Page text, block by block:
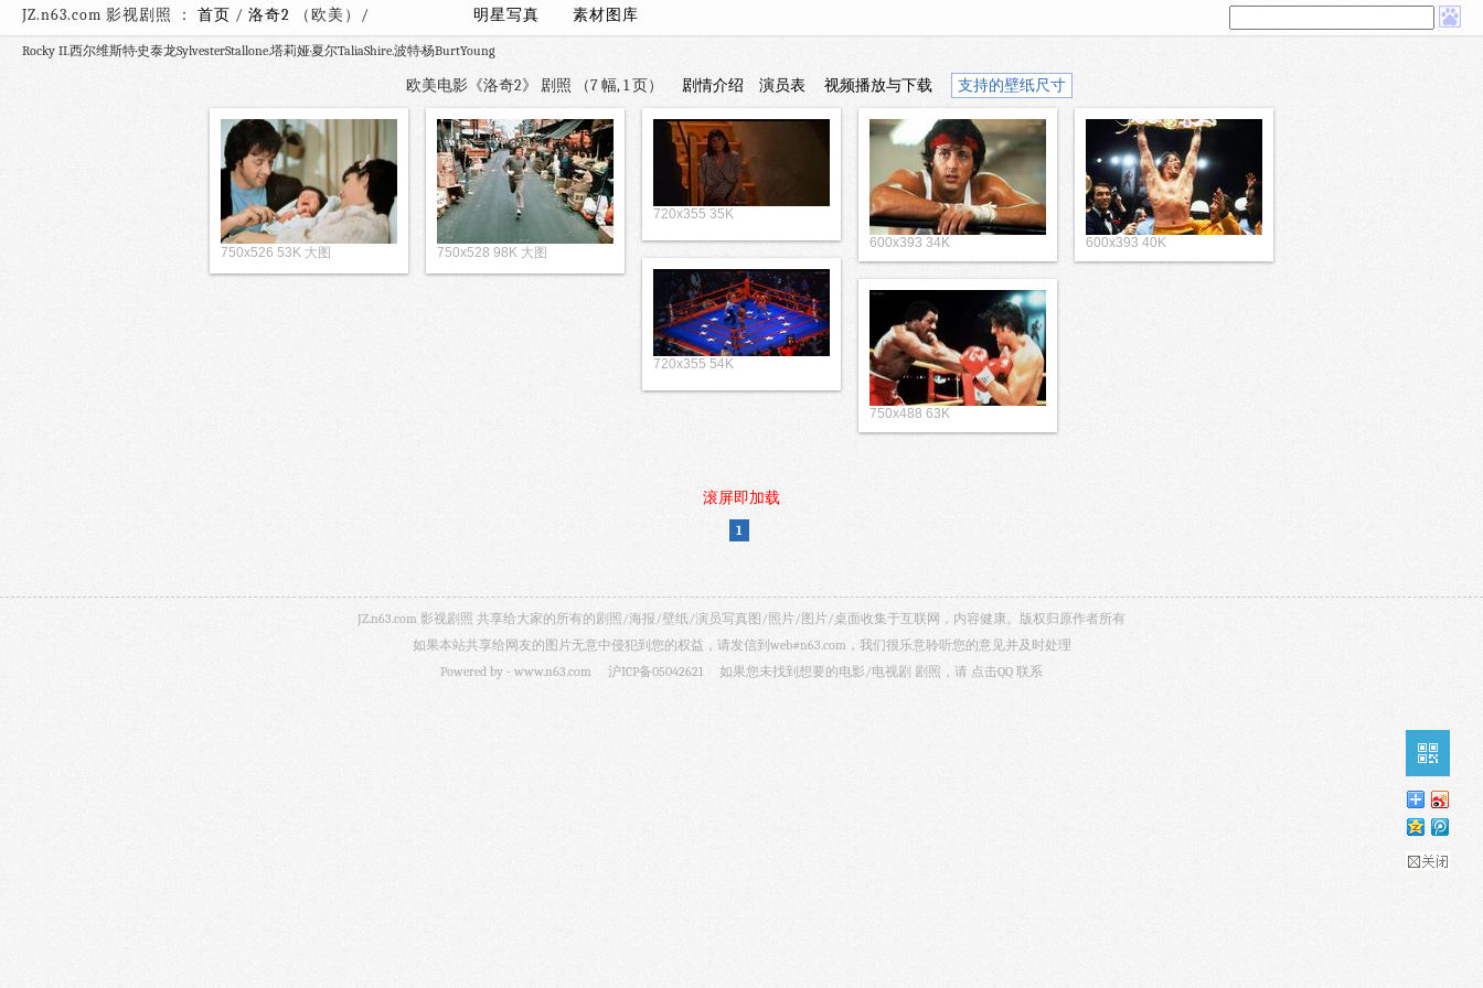
JZ.n63.com 影视剧照 ： 首页 / 洛奇2 （欧美）/ 明星写真 素材图库
Rocky II.西尔维斯特·史泰龙SylvesterStallone.塔莉娅·夏尔TaliaShire.波特·杨BurtYoung
欧美电影《洛奇2》 剧照 （7 幅, 1 页） 剧情介绍 演员表 视频播放与下载 支持的壁纸尺寸
750x526 53K 大图 750x528 98K 大图
720x355 35K
600x393 34K
600x393 40K
720x355 54K
750x488 63K
滚屏即加载
1
JZ.n63.com 影视剧照 共享给大家的所有的剧照/海报/壁纸/演员写真图/照片/图片/桌面收集于互联网，内容健康。版权归原作者所有
如果本站共享给网友的图片无意中侵犯到您的权益，请发信到web#n63.com，我们很乐意聆听您的意见并及时处理
Powered by - www.n63.com 沪ICP备05042621 如果您未找到想要的电影/电视剧 剧照，请 点击QQ 联系